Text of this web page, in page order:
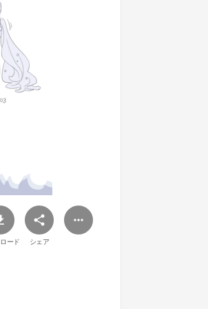
ード シェア